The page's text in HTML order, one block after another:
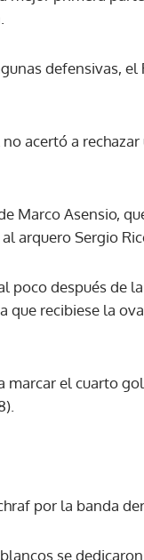
defensivas, el
acertó a rechazar
Marco Asensio,
arquero Sergio
poco después de
que recibiese la
marcar el cuarto
por la banda
se